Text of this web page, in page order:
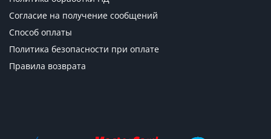
Согласие на получение сообщений
Способ оплаты
Политика безопасности при оплате
Правила возврата